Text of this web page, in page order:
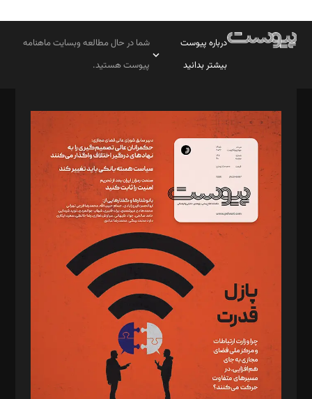
درباره پیوست
بیشتر بدانید
شما در حال مطالعه وبسایت ماهنامه
پیوست هستید.
مدیر مسئول: محمدباقر اثنی‌عشری
سردبیر: مهرک محمودی
دبیر تحریریه: میثم قاسمی
د‌بیر ناداستان: سمانه سمیع
د‌بیر خدمت و تجارت: ابوالفضل رجبی
د‌بیر حقوق فناوری: حسام‌الدین ایپکچی
د‌بیر پیوست جهان: مینا پاکدل
د‌بیر تحریریه آنلاین: بابک نقاش
تحریریه‌: مجتبی محمود‌ی، آرش برهمند، یسنا امان‌پور، سروش کرمیان،
مصطفی مسجدی آرانی، ابوالفضل رجبی، زهرا فکرانه، فائزه فتحی
رستمی،مصطفی باستان
ویرایش: نگار استاد‌‌آقا
طراح یونیفرم: مجید توکلی
فیلمبرداری و عکاسی: امیر شفیعی، مانی لطفی زاده
گرافیک و صفحه‌آرایی: سید‌سبحان‌علی ثابت